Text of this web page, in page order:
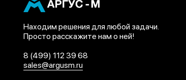
Находим решения для любой задачи.
Просто расскажите нам о ней!
8 (499) 112 39 68
sales@argusm.ru